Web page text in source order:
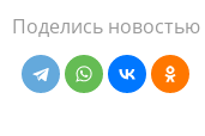
Поделись новостью